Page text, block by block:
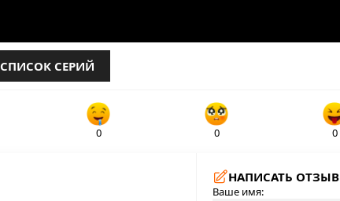
СПИСОК СЕРИЙ
0 0 0
НАПИСАТЬ ОТЗЫВ
Ваше имя: